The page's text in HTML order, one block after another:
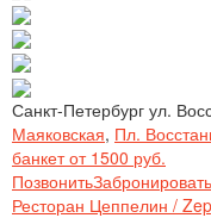
Санкт-Петербург ул.
Маяковская, Пл.
банкет от 1500 руб.
ПозвонитьЗабронировать
Ресторан Цеппелин /